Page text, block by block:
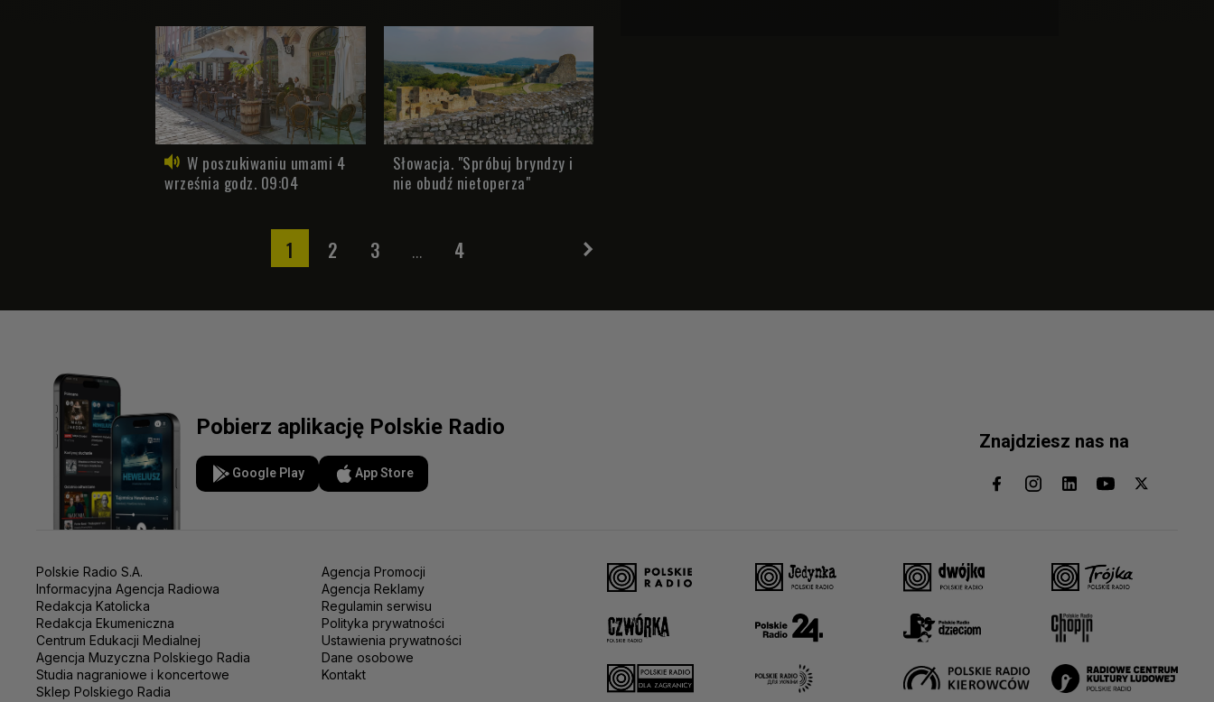
W poszukiwaniu umami 4
września godz. 09:04
Słowacja. "Spróbuj bryndzy i
nie obudź nietoperza"
1 2 3 ... 4
Pobierz aplikację Polskie Radio
Google Play App Store
Znajdziesz nas na
Polskie Radio S.A.
Informacyjna Agencja Radiowa
Redakcja Katolicka
Redakcja Ekumeniczna
Centrum Edukacji Medialnej
Agencja Muzyczna Polskiego Radia
Studia nagraniowe i koncertowe
Sklep Polskiego Radia
Agencja Promocji
Agencja Reklamy
Regulamin serwisu
Polityka prywatności
Ustawienia prywatności
Dane osobowe
Kontakt